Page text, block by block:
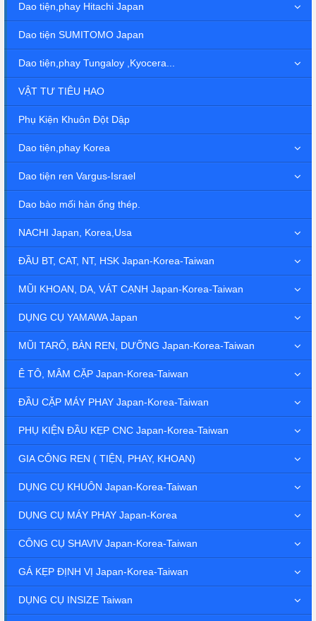
Dao tiện,phay Hitachi Japan
Dao tiện SUMITOMO Japan
Dao tiện,phay Tungaloy ,Kyocera...
VẬT TƯ TIÊU HAO
Phụ Kiện Khuôn Đột Dập
Dao tiện,phay Korea
Dao tiện ren Vargus-Israel
Dao bào mối hàn ống thép.
NACHI Japan, Korea,Usa
ĐẦU BT, CAT, NT, HSK Japan-Korea-Taiwan
MŨI KHOAN, DA, VÁT CẠNH Japan-Korea-Taiwan
DỤNG CỤ YAMAWA Japan
MŨI TARÔ, BÀN REN, DƯỠNG Japan-Korea-Taiwan
Ê TÔ, MÂM CẶP Japan-Korea-Taiwan
ĐẦU CẶP MÁY PHAY Japan-Korea-Taiwan
PHỤ KIỆN ĐẦU KẸP CNC Japan-Korea-Taiwan
GIA CÔNG REN ( TIỆN, PHAY, KHOAN)
DỤNG CỤ KHUÔN Japan-Korea-Taiwan
DỤNG CỤ MÁY PHAY Japan-Korea
CÔNG CỤ SHAVIV Japan-Korea-Taiwan
GÁ KẸP ĐỊNH VỊ Japan-Korea-Taiwan
DỤNG CỤ INSIZE Taiwan